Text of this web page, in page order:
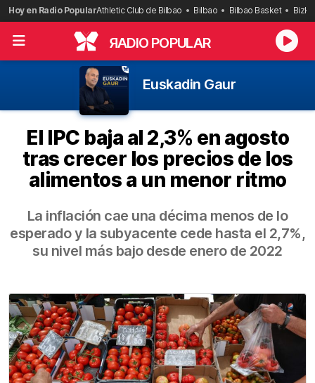
Saltar
al
contenido
Hoy en Radio PopularAthletic Club de Bilbao Bilbao Bilbao Basket
RADIO POPULAR
Euskadin Gaur
El IPC baja al 2,3% en agosto
tras crecer los precios de los
alimentos a un menor ritmo
La inflación cae una décima menos de lo
esperado y la subyacente cede hasta el 2,7%,
su nivel más bajo desde enero de 2022